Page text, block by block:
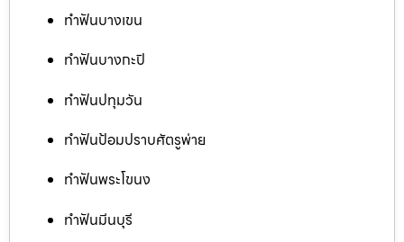
ทำฟันบางเขน
ทำฟันบางกะปิ
ทำฟันปทุมวัน
ทำฟันป้อมปราบศัตรูพ่าย
ทำฟันพระโขนง
ทำฟันมีนบุรี